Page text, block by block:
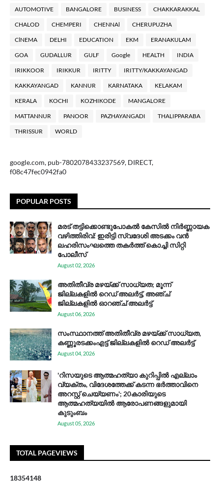
AUTOMOTIVE BANGALORE BUSINESS CHAKKARAKKAL
CHALOD CHEMPERI CHENNAl CHERUPUZHA
ClNEMA DELHI EDUCATION EKM ERANAKULAM
GOA GUDALLUR GULF Google HEALTH INDIA
IRIKKOOR IRIKKUR IRITTY IRITTY/KAKKAYANGAD
KAKKAYANGAD KANNUR KARNATAKA KELAKAM
KERALA KOCHI KOZHIKODE MANGALORE
MATTANNUR PANOOR PAZHAYANGADI THALIPPARABA
THRISSUR WORLD
google.com, pub-7802078433237569, DIRECT,
f08c47fec0942fa0
POPULAR POSTS
മരട് തട്ടിക്കൊണ്ടുപോകൽ കേസിൽ നിർണ്ണായക
വഴിത്തിരിവ്: ഇരിട്ടി സ്വദേശി അടക്കം വൻ
ലഹരിസംഘത്തെ തകർത്ത് കൊച്ചി സിറ്റി
പോലീസ്
August 02, 2026
അതിതീവ്ര മഴയ്ക്ക് സാധ്യത; മൂന്ന്
ജില്ലകളിൽ റെഡ് അലർട്ട്, അഞ്ച്
ജില്ലകളിൽ ഓറഞ്ച് അലർട്ട്
August 06, 2026
സം​സ്ഥാ​ന​ത്ത് അ​തി​തീ​വ്ര മ​ഴ​യ്ക്ക് സാ​ധ്യ​ത,
കണ്ണൂരടക്കംഎ​ട്ട് ജി​ല്ല​ക​ളി​ൽ റെ​ഡ് അ​ലർ​ട്ട്
August 04, 2026
'റിസയുടെ ആത്മഹത്യാ കുറിപ്പിൽ എല്ലാം
വ്യക്തം, വിദേശത്തേക്ക് കടന്ന ഭർത്താവിനെ
അറസ്റ്റ് ചെയ്യണം'; 20കാരിയുടെ
ആത്മഹത്യയിൽ ആരോപണങ്ങളുമായി
കുടുംബം
August 05, 2026
TOTAL PAGEVIEWS
18354148